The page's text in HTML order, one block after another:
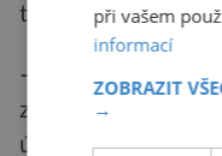
tisku byly co
– Inkoustov é
zařízeních
úpravou, která
při vašem
informací
ZOBRAZIT
→